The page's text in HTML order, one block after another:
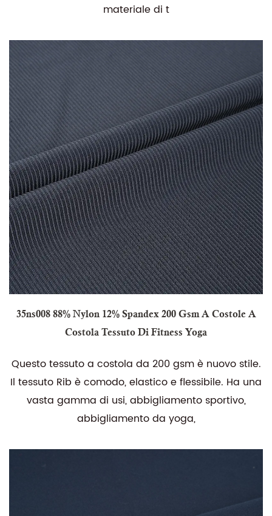
materiale di t
35ns008 88% Nylon 12% Spandex 200 Gsm A Costole A
Costola Tessuto Di Fitness Yoga
Questo tessuto a costola da 200 gsm è nuovo stile.
Il tessuto Rib è comodo, elastico e flessibile. Ha una
vasta gamma di usi, abbigliamento sportivo,
abbigliamento da yoga,